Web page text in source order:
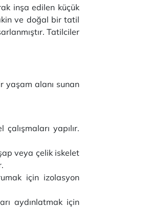
inşa edilen küçük
ve doğal bir tatil
Tatilciler
yaşam alanı sunan
yapılır.
veya çelik iskelet
için izolasyon
aydınlatmak için